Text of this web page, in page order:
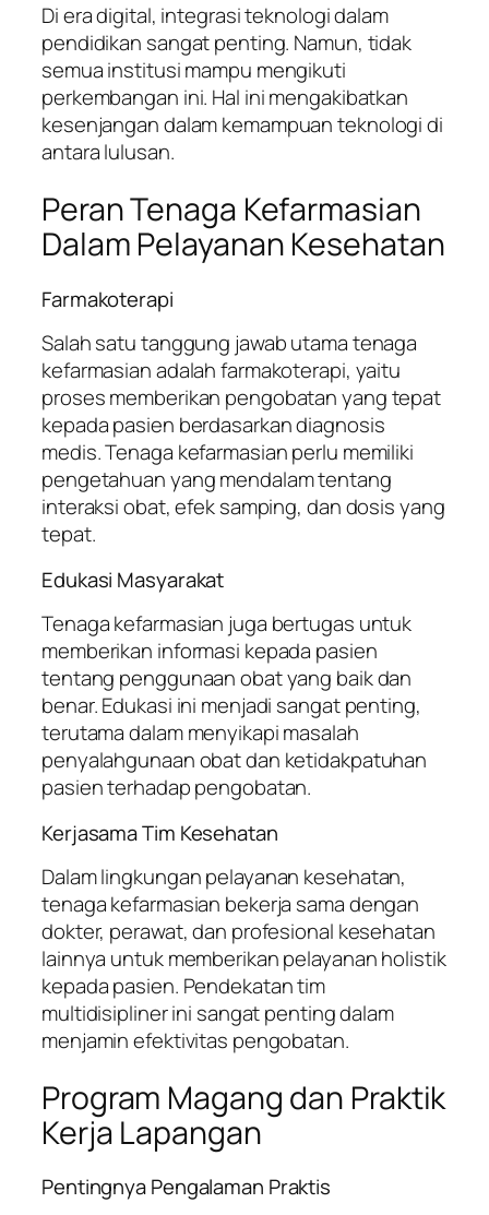
Di era digital, integrasi teknologi dalam
pendidikan sangat penting. Namun, tidak
semua institusi mampu mengikuti
perkembangan ini. Hal ini mengakibatkan
kesenjangan dalam kemampuan teknologi di
antara lulusan.
Peran Tenaga Kefarmasian
Dalam Pelayanan Kesehatan
Farmakoterapi
Salah satu tanggung jawab utama tenaga
kefarmasian adalah farmakoterapi, yaitu
proses memberikan pengobatan yang tepat
kepada pasien berdasarkan diagnosis
medis. Tenaga kefarmasian perlu memiliki
pengetahuan yang mendalam tentang
interaksi obat, efek samping, dan dosis yang
tepat.
Edukasi Masyarakat
Tenaga kefarmasian juga bertugas untuk
memberikan informasi kepada pasien
tentang penggunaan obat yang baik dan
benar. Edukasi ini menjadi sangat penting,
terutama dalam menyikapi masalah
penyalahgunaan obat dan ketidakpatuhan
pasien terhadap pengobatan.
Kerjasama Tim Kesehatan
Dalam lingkungan pelayanan kesehatan,
tenaga kefarmasian bekerja sama dengan
dokter, perawat, dan profesional kesehatan
lainnya untuk memberikan pelayanan holistik
kepada pasien. Pendekatan tim
multidisipliner ini sangat penting dalam
menjamin efektivitas pengobatan.
Program Magang dan Praktik
Kerja Lapangan
Pentingnya Pengalaman Praktis